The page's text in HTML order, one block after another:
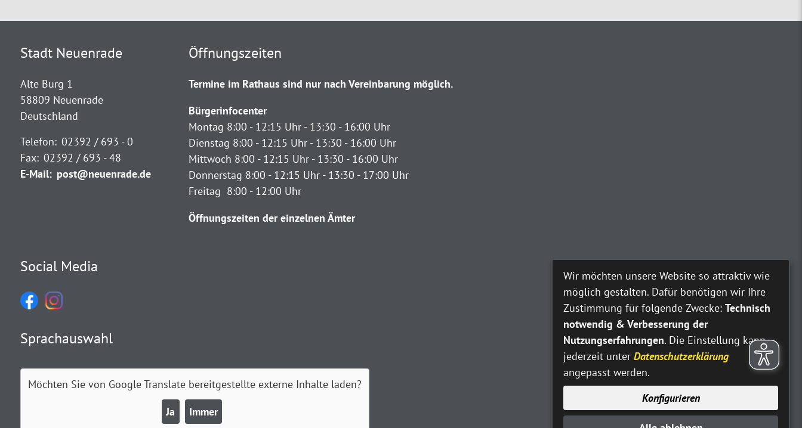
Stadt Neuenrade
Alte Burg 1
58809 Neuenrade
Deutschland
Telefon: 02392 / 693 - 0
Fax: 02392 / 693 - 48
E-Mail: post@neuenrade.de
Öffnungszeiten
Termine im Rathaus sind nur nach Vereinbarung möglich.
Bürgerinfocenter
Montag 8:00 - 12:15 Uhr - 13:30 - 16:00 Uhr
Dienstag 8:00 - 12:15 Uhr - 13:30 - 16:00 Uhr
Mittwoch 8:00 - 12:15 Uhr - 13:30 - 16:00 Uhr
Donnerstag 8:00 - 12:15 Uhr - 13:30 - 17:00 Uhr
Freitag 8:00 - 12:00 Uhr
Öffnungszeiten der einzelnen Ämter
Social Media
Sprachauswahl
Möchten Sie von Google Translatebereitgestellte externe Inhalte laden?
Ja Immer
Wir möchten unsere Website so attraktiv wie
möglich gestalten. Dafür benötigen wir Ihre
Zustimmung für folgende Zwecke: Technisch
notwendig & Verbesserung der
Nutzungserfahrungen. Die Einstellung kann
jederzeit unter Datenschutzerklärung
angepasst werden.
Konfigurieren